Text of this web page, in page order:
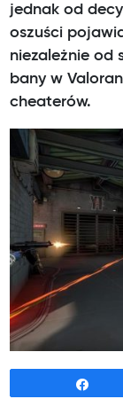
jednak od
oszuści
niezależnie od
bany w
cheaterów.